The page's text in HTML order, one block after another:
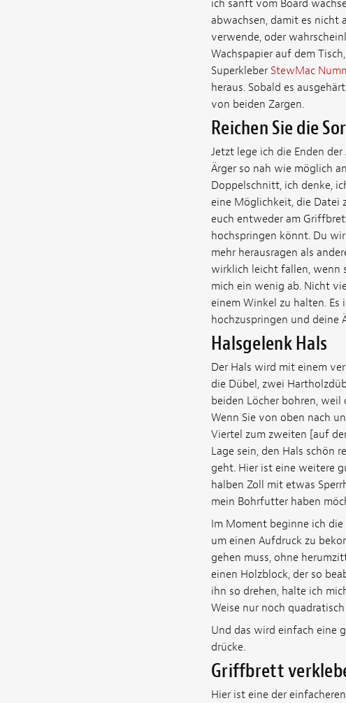
ich sanft vom Board
abwachsen, damit es nicht
verwende, oder
Wachspapier auf dem
Superkleber StewMac
heraus. Sobald es
von beiden Zargen.
Reichen Sie die
Jetzt lege ich die Enden
Ärger so nah wie möglich
Doppelschnitt, ich denke,
eine Möglichkeit, die Datei
euch entweder am
hochspringen könnt. Du
mehr herausragen als
wirklich leicht fallen, wenn
mich ein wenig ab. Nicht
einem Winkel zu halten.
hochzuspringen und deine
Halsgelenk Hals
Der Hals wird mit einem
die Dübel, zwei
beiden Löcher bohren,
Wenn Sie von oben nach
Viertel zum zweiten [auf
Lage sein, den Hals schön
geht. Hier ist eine weitere
halben Zoll mit etwas
mein Bohrfutter haben
Im Moment beginne ich
um einen Aufdruck zu
gehen muss, ohne
einen Holzblock, der so
ihn so drehen, halte ich
Weise nur noch
Und das wird einfach eine
drücke.
Griffbrett
Hier ist eine der